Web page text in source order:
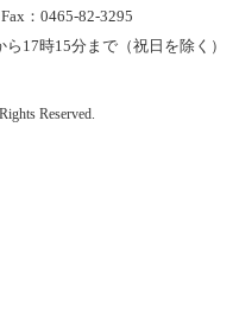
：0465-82-3295
17時15分まで（祝日を除く）
Reserved.